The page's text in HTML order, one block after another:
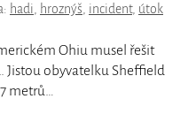
hadi, hroznýš, incident, útok
Ohiu musel řešit
Jistou obyvatelku Sheffield
metrů…